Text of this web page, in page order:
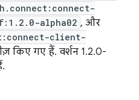
alpha02 , और
client-
किए गए हैं. वर्शन 1.2.0-